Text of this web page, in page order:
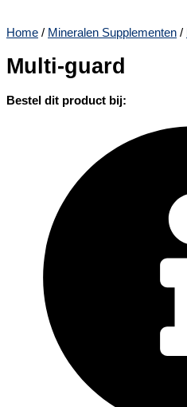
Home / Mineralen Supplementen /
Multi-guard
Bestel dit product bij: